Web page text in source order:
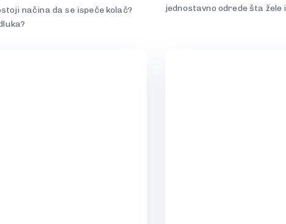
načina da se ispeče kolač?
jednostavno odrede šta žele